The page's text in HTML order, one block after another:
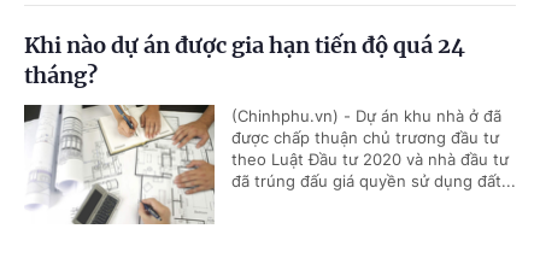
Khi nào dự án được gia hạn tiến độ quá 24
tháng?
(Chinhphu.vn) - Dự án khu nhà ở đã
được chấp thuận chủ trương đầu tư
theo Luật Đầu tư 2020 và nhà đầu tư
đã trúng đấu giá quyền sử dụng đất...